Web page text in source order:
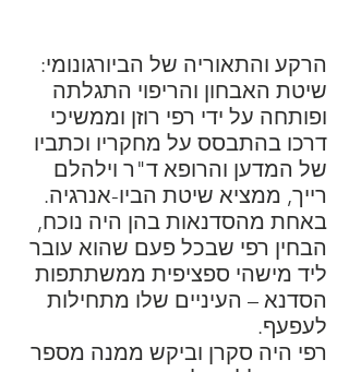
הרקע והתאוריה של הביורגונומי:
שיטת האבחון והריפוי התגלתה
ופותחה על ידי רפי רוזן וממשיכי
דרכו בהתבסס על מחקריו וכתביו
של המדען והרופא ד"ר וילהלם
רייך, ממציא שיטת הביו-אנרגיה.
באחת מהסדנאות בהן היה נוכח,
הבחין רפי שבכל פעם שהוא עובר
ליד מישהי ספציפית ממשתתפות
הסדנא – העיניים שלו מתחילות
לעפעף.
רפי היה סקרן וביקש ממנה מספר